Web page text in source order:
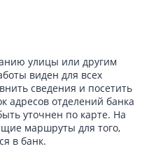
улицы или другим
виден для всех
сведения и посетить
адресов отделений банка
уточнен по карте. На
маршруты для того,
в банк.